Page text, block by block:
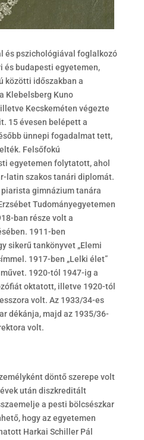
és pszichológiával foglalkozó
és budapesti egyetemen,
közötti időszakban a
Klebelsberg Kuno
Kecskeméten végezte
15 évesen belépett a
ünnepi fogadalmat tett,
Felsőfokú
egyetemen folytatott, ahol
latin szakos tanári diplomát.
gimnázium tanára
Tudományegyetemen
ban része volt a
1911-ben
sikerű tankönyvet „Elemi
1917-ben „Lelki élet”
1920-tól 1947-ig a
oktatott, illetve 1920-tól
volt. Az 1933/34-es
dékánja, majd az 1935/36-
volt.
döntő szerepe volt
után diszkreditált
a pesti bölcsészkar
hogy az egyetemen
Harkai Schiller Pál